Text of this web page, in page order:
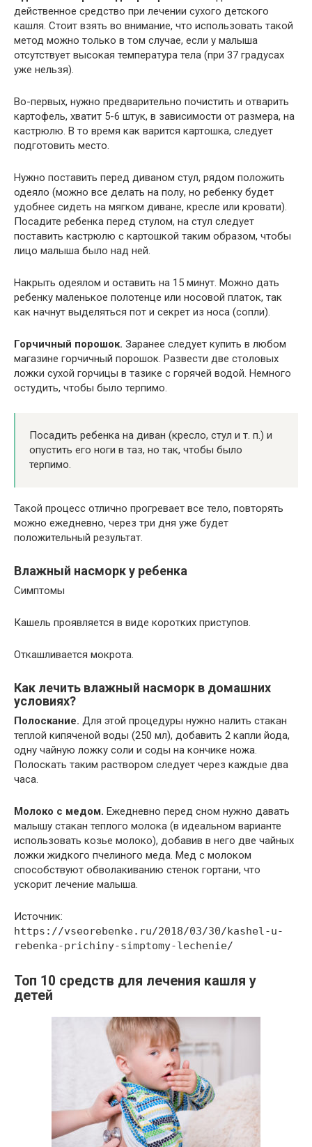
действенное средство при лечении сухого детского
кашля. Стоит взять во внимание, что использовать такой
метод можно только в том случае, если у малыша
отсутствует высокая температура тела (при 37 градусах
уже нельзя).
Во-первых, нужно предварительно почистить и отварить
картофель, хватит 5-6 штук, в зависимости от размера, на
кастрюлю. В то время как варится картошка, следует
подготовить место.
Нужно поставить перед диваном стул, рядом положить
одеяло (можно все делать на полу, но ребенку будет
удобнее сидеть на мягком диване, кресле или кровати).
Посадите ребенка перед стулом, на стул следует
поставить кастрюлю с картошкой таким образом, чтобы
лицо малыша было над ней.
Накрыть одеялом и оставить на 15 минут. Можно дать
ребенку маленькое полотенце или носовой платок, так
как начнут выделяться пот и секрет из носа (сопли).
Горчичный порошок. Заранее следует купить в любом
магазине горчичный порошок. Развести две столовых
ложки сухой горчицы в тазике с горячей водой. Немного
остудить, чтобы было терпимо.
Посадить ребенка на диван (кресло, стул и т. п.) и
опустить его ноги в таз, но так, чтобы было
терпимо.
Такой процесс отлично прогревает все тело, повторять
можно ежедневно, через три дня уже будет
положительный результат.
Влажный насморк у ребенка
Симптомы
Кашель проявляется в виде коротких приступов.
Откашливается мокрота.
Как лечить влажный насморк в домашних
условиях?
Полоскание. Для этой процедуры нужно налить стакан
теплой кипяченой воды (250 мл), добавить 2 капли йода,
одну чайную ложку соли и соды на кончике ножа.
Полоскать таким раствором следует через каждые два
часа.
Молоко с медом. Ежедневно перед сном нужно давать
малышу стакан теплого молока (в идеальном варианте
использовать козье молоко), добавив в него две чайных
ложки жидкого пчелиного меда. Мед с молоком
способствуют обволакиванию стенок гортани, что
ускорит лечение малыша.
Источник:
https://vseorebenke.ru/2018/03/30/kashel-u-
rebenka-prichiny-simptomy-lechenie/
Топ 10 средств для лечения кашля у
детей